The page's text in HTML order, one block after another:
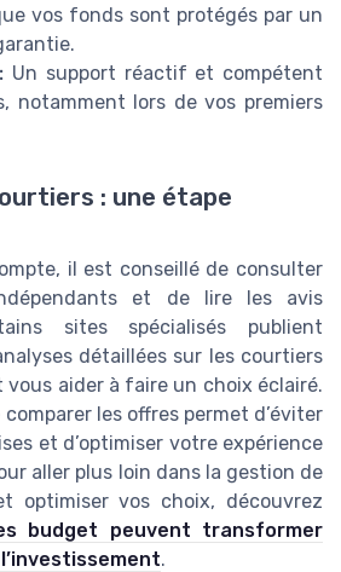
vos fonds sont protégés par un
Un support réactif et compétent
notamment lors de vos premiers
: une étape
il est conseillé de consulter
et de lire les avis
sites spécialisés publient
détaillées sur les courtiers
vous aider à faire un choix éclairé.
les offres permet d’éviter
et d’optimiser votre expérience
aller plus loin dans la gestion de
optimiser vos choix, découvrez
budget peuvent transformer
.